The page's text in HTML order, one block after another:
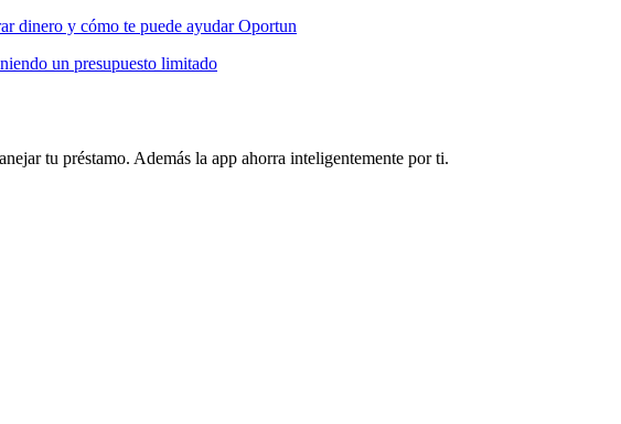
dinero y cómo te puede ayudar Oportun
un presupuesto limitado
tu préstamo. Además la app ahorra inteligentemente por ti.